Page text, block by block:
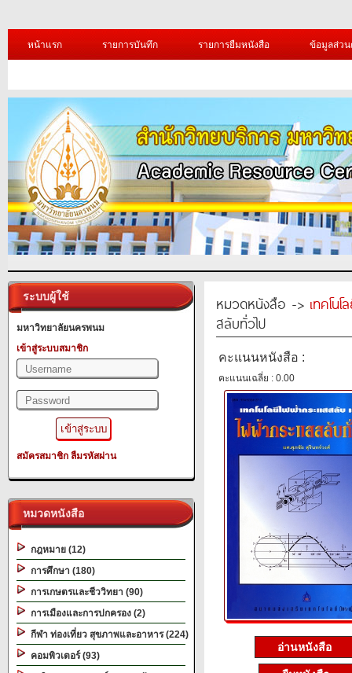
หน้าแรก รายการบันทึก รายการยืมหนังสือ ข้อมูลส่ว
ระบบผู้ใช้
มหาวิทยาลัยนครพนม
เข้าสู่ระบบสมาชิก
สมัครสมาชิก ลืมรหัสผ่าน
หมวดหนังสือ
กฎหมาย (12)
การศึกษา (180)
การเกษตรและชีววิทยา (90)
การเมืองและการปกครอง (2)
กีฬา ท่องเที่ยว สุขภาพและอาหาร (224)
คอมพิวเตอร์ (93)
หมวดหนังสือ -> เทคโน
สลับทั่วไป
คะแนนหนังสือ :
คะแนนเฉลี่ย : 0.00
อ่านหนังสือ